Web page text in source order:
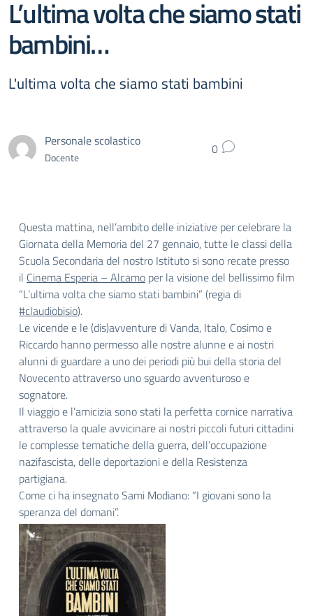
L’ultima volta che siamo stati
bambini…
L'ultima volta che siamo stati bambini
Personale scolastico
Docente 0
Questa mattina, nell’ambito delle iniziative per celebrare la
Giornata della Memoria del 27 gennaio, tutte le classi della
Scuola Secondaria del nostro Istituto si sono recate presso
il Cinema Esperia – Alcamo per la visione del bellissimo film
“L’ultima volta che siamo stati bambini” (regia di
#claudiobisio).
Le vicende e le (dis)avventure di Vanda, Italo, Cosimo e
Riccardo hanno permesso alle nostre alunne e ai nostri
alunni di guardare a uno dei periodi più bui della storia del
Novecento attraverso uno sguardo avventuroso e
sognatore.
Il viaggio e l’amicizia sono stati la perfetta cornice narrativa
attraverso la quale avvicinare ai nostri piccoli futuri cittadini
le complesse tematiche della guerra, dell’occupazione
nazifascista, delle deportazioni e della Resistenza
partigiana.
Come ci ha insegnato Sami Modiano: “I giovani sono la
speranza del domani”.